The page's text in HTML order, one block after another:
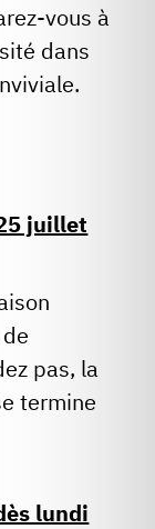
vous à
dans
juillet
pas, la
termine
lundi